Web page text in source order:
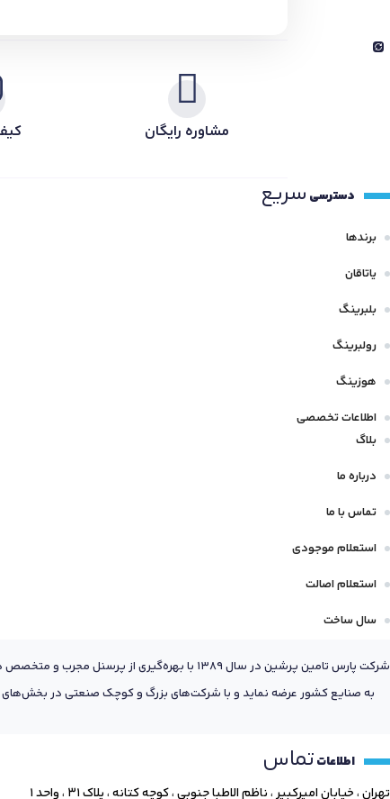
مشاوره رایگان
دسترسی سریع
برندها
یاتاقان
بلبرینگ
رولبرینگ
هوزینگ
اطلاعات تخصصی
بلاگ
درباره ما
تماس با ما
استعلام موجودی
استعلام اصالت
سال ساخت
شرکت پارس تامین پرشین در سال 1389 با
به صنایع کشور عرضه نماید و با شرکت‌های بزرگ و کوچک صنعتی در
اطلاعاتتماس
تهران ، خیابان امیرکبیر ، ناظم الاطبا جنوبی ، کوچه کتانه ، پلاک ۳۱ ، واحد ۱